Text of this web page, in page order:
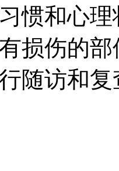
惯和心
损伤的
随访和